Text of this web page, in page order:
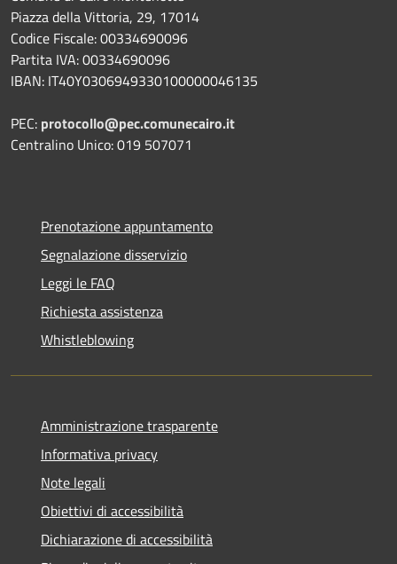
Piazza della Vittoria, 29, 17014
Codice Fiscale: 00334690096
Partita IVA: 00334690096
IBAN: IT40Y0306949330100000046135
PEC: protocollo@pec.comunecairo.it
Centralino Unico: 019 507071
Prenotazione appuntamento
Segnalazione disservizio
Leggi le FAQ
Richiesta assistenza
Whistleblowing
Amministrazione trasparente
Informativa privacy
Note legali
Obiettivi di accessibilità
Dichiarazione di accessibilità